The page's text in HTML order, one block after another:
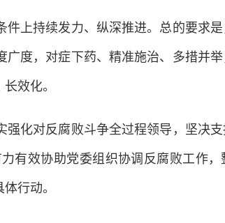
上持续发力、纵深推进。总的要求是
度，对症下药、精准施治、多措并
效化。
化对反腐败斗争全过程领导，坚决支
有效协助党委组织协调反腐败工作
行动。